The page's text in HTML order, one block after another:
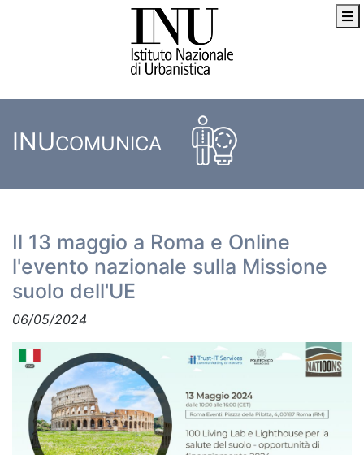
INUCOMUNICA
Il 13 maggio a Roma e Online
l'evento nazionale sulla Missione
suolo dell'UE
06/05/2024